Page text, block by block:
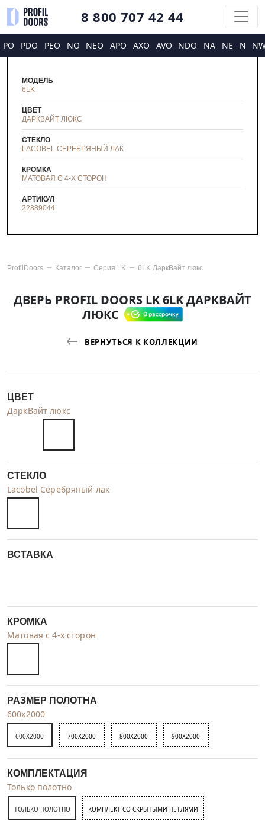
8 800 707 42 44
PO PDO PEO NO NEO APO AXO AVO NDO NA NE N
МОДЕЛЬ
6LK
ЦВЕТ
ДАРКВАЙТ ЛЮКС
СТЕКЛО
LACOBEL СЕРЕБРЯНЫЙ ЛАК
КРОМКА
МАТОВАЯ С 4-Х СТОРОН
АРТИКУЛ
22889044
ProfilDoors Каталог Серия LK 6LK ДаркВайт люкс
ДВЕРЬ PROFIL DOORS LK 6LK ДАРКВАЙТ
ЛЮКС
ВЕРНУТЬСЯ К КОЛЛЕКЦИИ
ЦВЕТ
ДаркВайт люкс
СТЕКЛО
Lacobel Серебряный лак
ВСТАВКА
КРОМКА
Матовая с 4-х сторон
РАЗМЕР ПОЛОТНА
600x2000
600X2000 700X2000 800X2000 900X2000
КОМПЛЕКТАЦИЯ
Только полотно
ТОЛЬКО ПОЛОТНО КОМПЛЕКТ СО СКРЫТЫМИ ПЕТЛЯМИ